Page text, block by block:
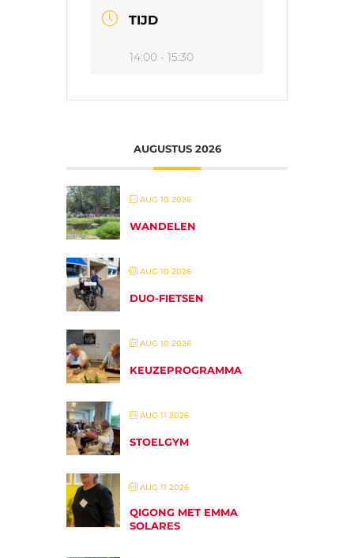
TIJD
14:00 - 15:30
AUGUSTUS 2026
AUG 10 2026
WANDELEN
AUG 10 2026
DUO-FIETSEN
AUG 10 2026
KEUZEPROGRAMMA
AUG 11 2026
STOELGYM
AUG 11 2026
QIGONG MET EMMA
SOLARES